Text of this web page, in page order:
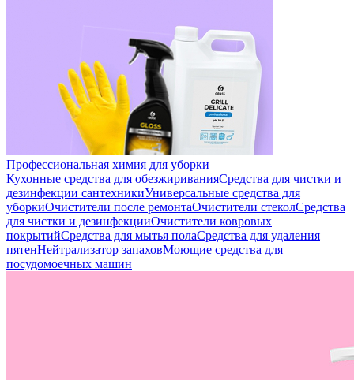
Профессиональная химия для уборки
Кухонные средства для обезжириванияСредства для чистки и
дезинфекции сантехникиУниверсальные средства для
уборкиОчистители после ремонтаОчистители стеколСредства
для чистки и дезинфекцииОчистители ковровых
покрытийСредства для мытья полаСредства для удаления
пятенНейтрализатор запаховМоющие средства для
посудомоечных машин